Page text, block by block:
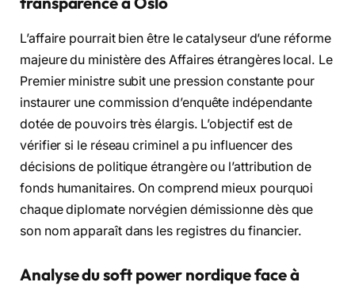
L’affaire pourrait bien être le catalyseur d’une réforme
majeure du ministère des Affaires étrangères local. Le
Premier ministre subit une pression constante pour
instaurer une commission d’enquête indépendante
dotée de pouvoirs très élargis. L’objectif est de
vérifier si le réseau criminel a pu influencer des
décisions de politique étrangère ou l’attribution de
fonds humanitaires. On comprend mieux pourquoi
chaque diplomate norvégien démissionne dès que
son nom apparaît dans les registres du financier.
Analyse du soft power nordique face à